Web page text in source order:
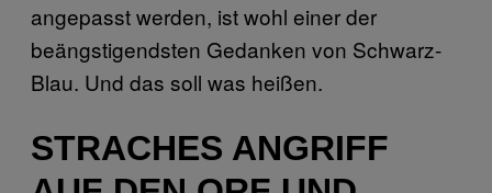
angepasst werden, ist wohl einer der
beängstigendsten Gedanken von Schwarz-
Blau. Und das soll was heißen.
STRACHES ANGRIFF